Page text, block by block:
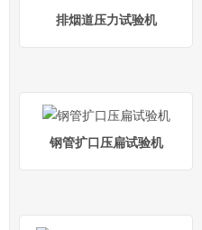
排烟道压力试验机
钢管扩口压扁试验机